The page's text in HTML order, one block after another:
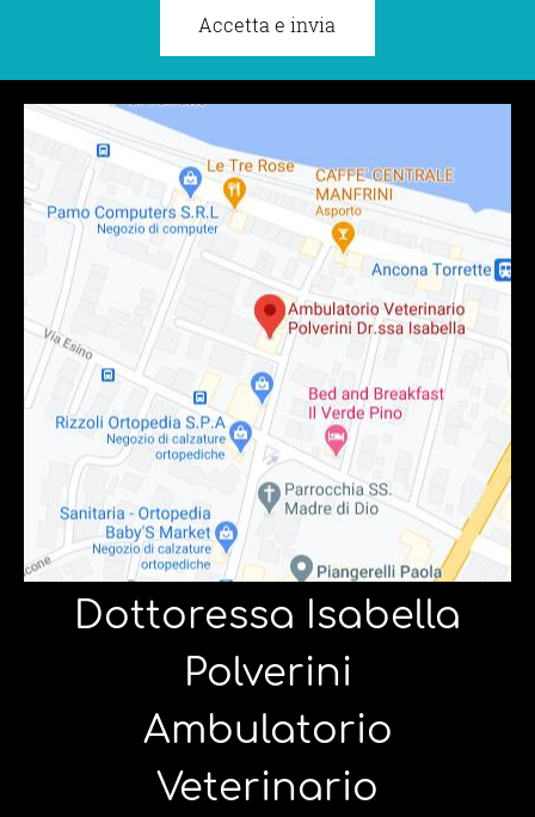
Accetta e invia
Dottoressa Isabella
Polverini
Ambulatorio
Veterinario